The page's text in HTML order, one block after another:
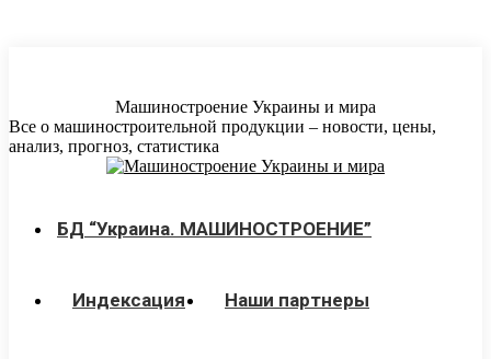
Машиностроение Украины и мира
Все о машиностроительной продукции – новости, цены,
анализ, прогноз, статистика
БД “Украина. МАШИНОСТРОЕНИЕ”
Индекcация Наши партнеры